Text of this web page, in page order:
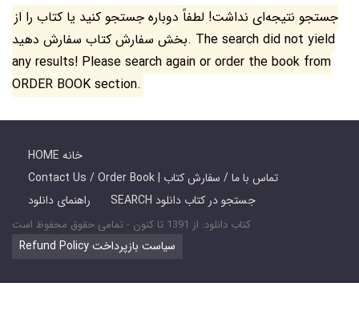
جستجو نتیجه‌ای نداشت! لطفاً دوباره جستجو کنید یا کتاب را از
بخش سفارش کتاب سفارش دهید. The search did not yield
any results! Please search again or order the book from
ORDER BOOK section.
HOME خانه
Contact Us / Order Book | تماس با ما / سفارش کتاب
راهنمای دانلود
SEARCH جستجو در کتاب دانلود
کتاب دانلود: از 1391 تا کنون - تمامی حقوق محفوظ است
Refund Policy سیاست بازپرداخت